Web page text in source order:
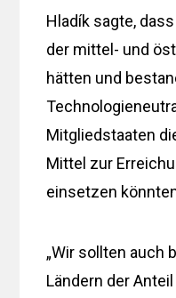
Hladík sagte,
der mittel- und
hätten und
Mitgliedstaaten
Mittel zur
einsetzen
„Wir sollten auch
Ländern der